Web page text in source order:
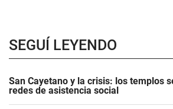
SEGUÍ LEYENDO
San Cayetano y la crisis: los templos
redes de asistencia social